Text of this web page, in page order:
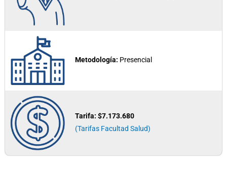
Metodología: Presencial
Tarifa: $7.173.680
(Tarifas Facultad Salud)